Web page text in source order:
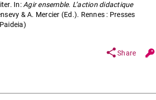
In: Agir ensemble. L’action didactique
& A. Mercier (Ed.). Rennes : Presses
shareShare